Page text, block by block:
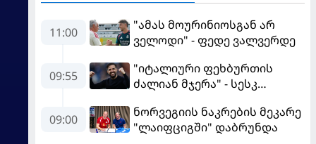
11:00
"ამას მოურინიოსგან არ
ველოდი" - ფედე ვალვერდე
09:55
"იტალიური ფეხბურთის
ძალიან მჯერა" - სესკ
09:00
ნორვეგიის ნაკრების მეკარე
"ლაიფციგში" დაბრუნდა